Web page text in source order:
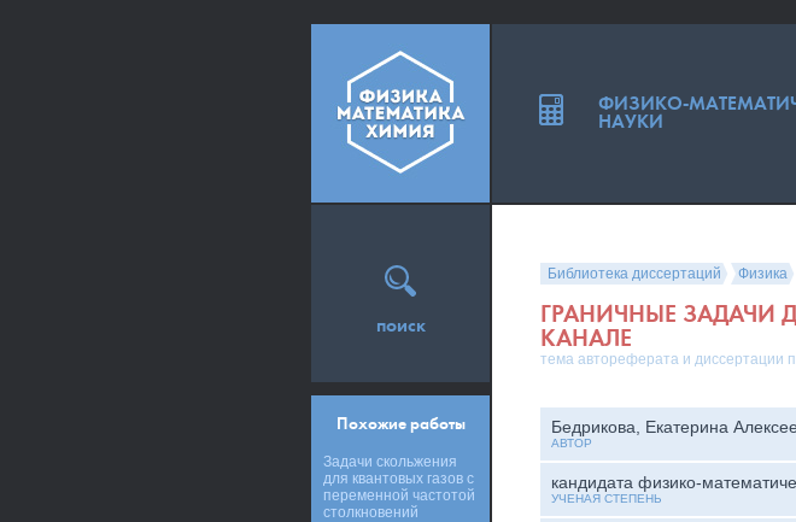
Библиотека диссертаций Физика
ГРАНИЧНЫЕ ЗАДАЧИ
КАНАЛЕ
тема автореферата и диссертации
Бедрикова, Екатерина
АВТОР
кандидата физико-
УЧЕНАЯ СТЕПЕНЬ
поиск
Похожие работы
Задачи скольжения
для квантовых газов с
переменной частотой
столкновений
ФИЗИКО-
НАУКИ